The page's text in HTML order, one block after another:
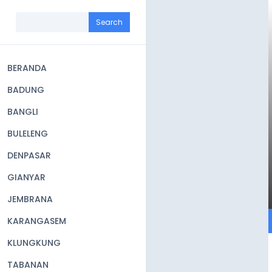
navigation
BERANDA
BADUNG
BANGLI
BULELENG
DENPASAR
GIANYAR
JEMBRANA
KARANGASEM
KLUNGKUNG
TABANAN